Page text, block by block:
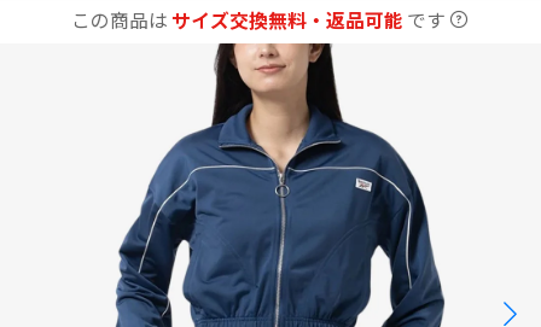
この商品は サイズ交換無料・返品可能 です